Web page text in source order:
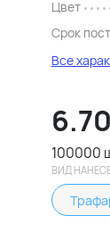
Цвет
Срок
Все
6.70
100000
ВИД